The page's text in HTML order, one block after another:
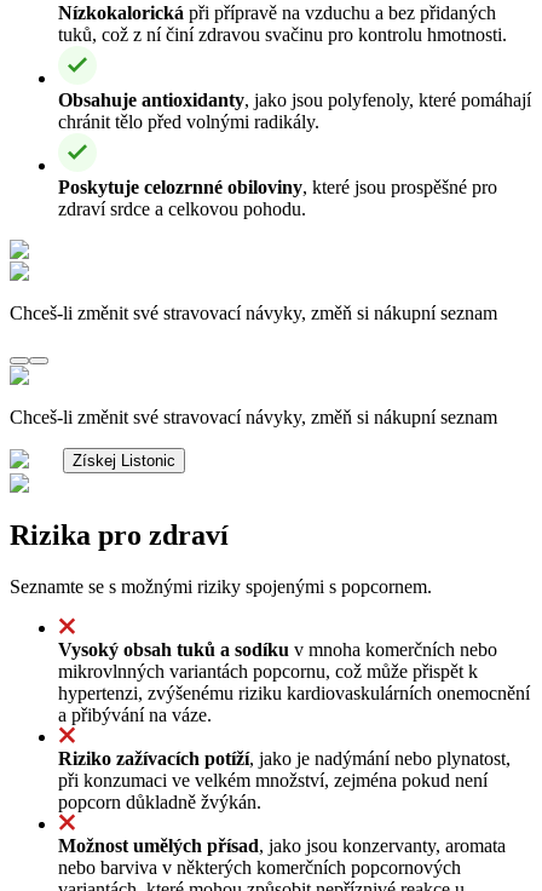
Nízkokalorická při přípravě na vzduchu a bez přidaných
tuků, což z ní činí zdravou svačinu pro kontrolu hmotnosti.
Obsahuje antioxidanty, jako jsou polyfenoly, které pomáhají
chránit tělo před volnými radikály.
Poskytuje celozrnné obiloviny, které jsou prospěšné pro
zdraví srdce a celkovou pohodu.
Chceš-li změnit své stravovací návyky, změň si nákupní seznam
Chceš-li změnit své stravovací návyky, změň si nákupní seznam
Získej Listonic
Rizika pro zdraví
Seznamte se s možnými riziky spojenými s popcornem.
Vysoký obsah tuků a sodíku v mnoha komerčních nebo
mikrovlnných variantách popcornu, což může přispět k
hypertenzi, zvýšenému riziku kardiovaskulárních onemocnění
a přibývání na váze.
Riziko zažívacích potíží, jako je nadýmání nebo plynatost,
při konzumaci ve velkém množství, zejména pokud není
popcorn důkladně žvýkán.
Možnost umělých přísad, jako jsou konzervanty, aromata
nebo barviva v některých komerčních popcornových